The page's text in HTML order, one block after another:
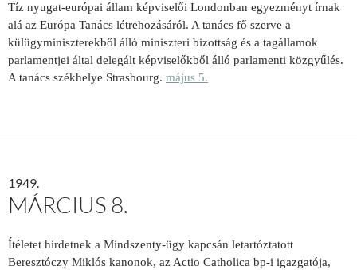
Tíz nyugat-európai állam képviselői Londonban egyezményt írnak
alá az Európa Tanács létrehozásáról. A tanács fő szerve a
külügyminiszterekből álló miniszteri bizottság és a tagállamok
parlamentjei által delegált képviselőkből álló parlamenti közgyűlés.
A tanács székhelye Strasbourg. május 5.
1949.
MÁRCIUS 8.
Ítéletet hirdetnek a Mindszenty-ügy kapcsán letartóztatott
Beresztóczy Miklós kanonok, az Actio Catholica bp-i igazgatója,